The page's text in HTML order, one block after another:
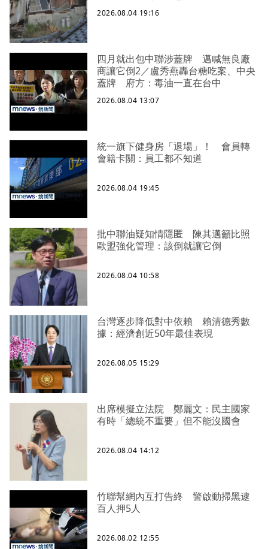
2026.08.04 19:16
四月就出包中聯涉蓋牌 邁喊無良廠
商讓它倒2／盧秀燕轟台糖吃案、中央
蓋牌 府方：毒油一直在台中
2026.08.04 13:07
統一旗下健身房「退場」！ 會員轉
會籍卡關：員工都不知道
2026.08.04 19:45
批中聯油疑知情隱匿 陳其邁籲比照
歐盟強化管理：該倒就讓它倒
2026.08.04 10:58
台灣逐步降低對中依賴 賴清德秀數
據：經濟創近50年最佳表現
2026.08.05 15:29
出席模擬立法院 鄭麗文：民主國家
有時「總統不重要」但不能沒國會
2026.08.04 14:12
竹聯幫網內互打告終 警啟動掃黑逮
百人押5人
2026.08.02 12:55